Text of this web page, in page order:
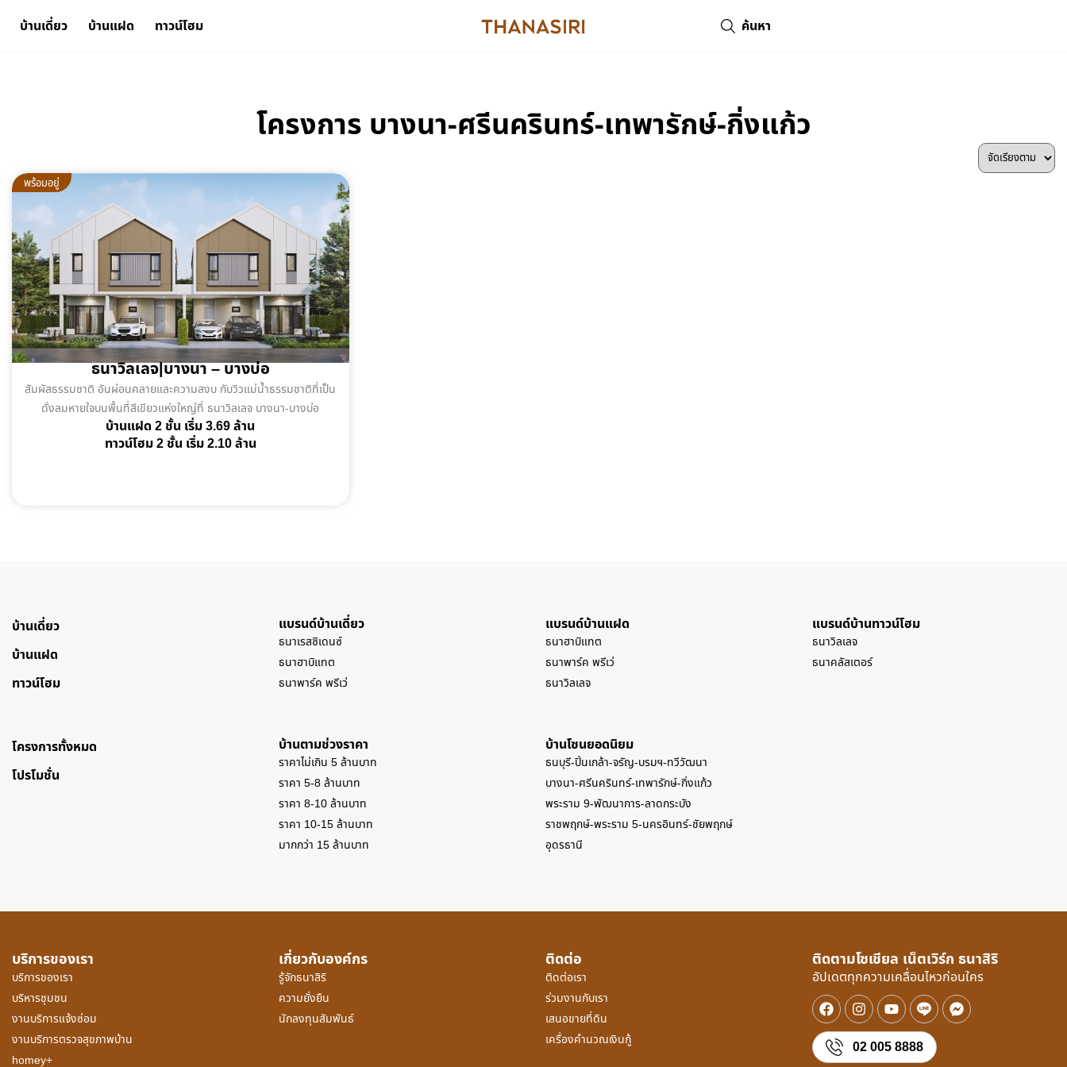
บ้านเดี่ยว บ้านแฝด ทาวน์โฮม ค้นหา
โครงการ บางนา-ศรีนครินทร์-เทพารักษ์-กิ่งแก้ว
พร้อมอยู่
ธนาวิลเลจ|บางนา – บางบ่อ
สัมผัสธรรมชาติ อันผ่อนคลายและความสงบ กับวิวแม่น้ำธรรมชาติที่เป็น
ดั่งลมหายใจบนพื้นที่สีเขียวแห่งใหญ่ที่ ธนาวิลเลจ บางนา-บางบ่อ
บ้านแฝด 2 ชั้น เริ่ม 3.69 ล้าน
ทาวน์โฮม 2 ชั้น เริ่ม 2.10 ล้าน
บ้านเดี่ยว
บ้านแฝด
ทาวน์โฮม
แบรนด์บ้านเดี่ยว
ธนาเรสซิเดนซ์
ธนาฮาบิแทต
ธนาพาร์ค พรีเว่
แบรนด์บ้านแฝด
ธนาฮาบิแทต
ธนาพาร์ค พรีเว่
ธนาวิลเลจ
แบรนด์บ้านทาวน์โฮม
ธนาวิลเลจ
ธนาคลัสเตอร์
โครงการทั้งหมด
โปรโมชั่น
บ้านตามช่วงราคา
ราคาไม่เกิน 5 ล้านบาท
ราคา 5-8 ล้านบาท
ราคา 8-10 ล้านบาท
ราคา 10-15 ล้านบาท
มากกว่า 15 ล้านบาท
บ้านโซนยอดนิยม
ธนบุรี-ปิ่นเกล้า-จรัญ-บรมฯ-ทวีวัฒนา
บางนา-ศรีนครินทร์-เทพารักษ์-กิ่งแก้ว
พระราม 9-พัฒนาการ-ลาดกระบัง
ราชพฤกษ์-พระราม 5-นครอินทร์-ชัยพฤกษ์
อุดรธานี
บริการของเรา
บริการของเรา
บริหารชุมชน
งานบริการแจ้งซ่อม
งานบริการตรวจสุขภาพบ้าน
homey+
เกี่ยวกับองค์กร
รู้จักธนาสิริ
ความยั่งยืน
นักลงทุนสัมพันธ์
ติดต่อ
ติดต่อเรา
ร่วมงานกับเรา
เสนอขายที่ดิน
เครื่องคำนวณเงินกู้
ติดตามโซเชียล เน็ตเวิร์ก ธนาสิริ
อัปเดตทุกความเคลื่อนไหวก่อนใคร
02 005 8888